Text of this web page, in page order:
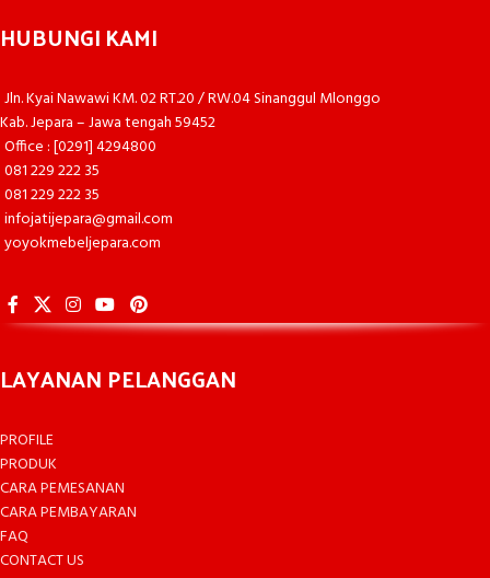
HUBUNGI KAMI
Jln. Kyai Nawawi KM. 02 RT.20 / RW.04 Sinanggul Mlonggo
Kab. Jepara – Jawa tengah 59452
Office : [0291] 4294800
081 229 222 35
081 229 222 35
infojatijepara@gmail.com
yoyokmebeljepara.com
LAYANAN PELANGGAN
PROFILE
PRODUK
CARA PEMESANAN
CARA PEMBAYARAN
FAQ
CONTACT US